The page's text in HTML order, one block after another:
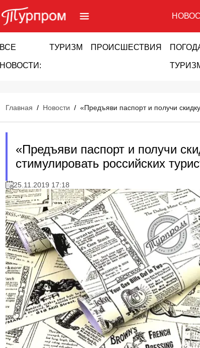
ВСЕ
НОВОСТИ:
ТУРИЗМ ПРОИСШЕСТВИЯ
Главная / Новости / «Предъяви паспорт и получи
«Предъяви паспорт и получи
стимулировать российских
25.11.2019 17:18